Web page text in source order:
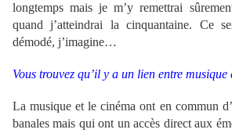
longtemps mais je m’y remettrai
quand j’atteindrai la cinquantaine. Ce
démodé, j’imagine…
Vous trouvez qu’il y a un lien entre musique
La musique et le cinéma ont en commun
banales mais qui ont un accès direct aux